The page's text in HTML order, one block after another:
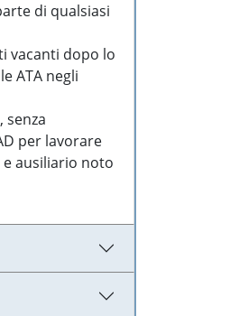
di qualsiasi
vacanti dopo lo
ATA negli
per lavorare
ausiliario noto